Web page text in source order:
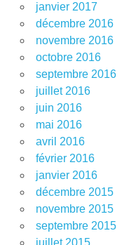
janvier 2017
décembre 2016
novembre 2016
octobre 2016
septembre 2016
juillet 2016
juin 2016
mai 2016
avril 2016
février 2016
janvier 2016
décembre 2015
novembre 2015
septembre 2015